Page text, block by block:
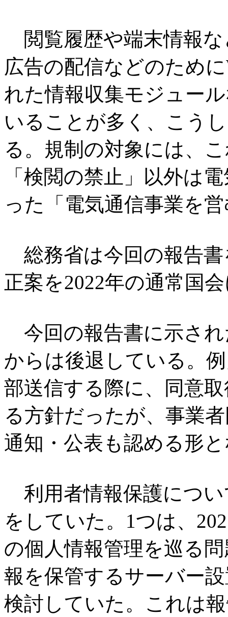
閲覧履歴や端末情報
広告の配信などのため
れた情報収集モジュー
いることが多く、こう
る。規制の対象には、
「検閲の禁止」以外は
った「電気通信事業を
総務省は今回の報告書
正案を2022年の通常国
今回の報告書に示され
からは後退している。
部送信する際に、同意
る方針だったが、事業
通知・公表も認める形
利用者情報保護につい
をしていた。1つは、
の個人情報管理を巡る
報を保管するサーバー
検討していた。これは